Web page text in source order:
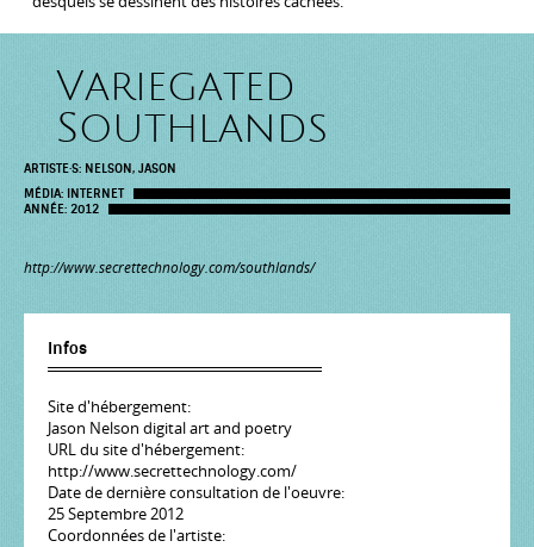
Variegated
Southlands
ARTISTE·S: NELSON, JASON
MÉDIA: INTERNET
ANNÉE: 2012
http://www.secrettechnology.com/southlands/
Infos
Site d'hébergement:
Jason Nelson digital art and poetry
URL du site d'hébergement:
http://www.secrettechnology.com/
Date de dernière consultation de l'oeuvre:
25 Septembre 2012
Coordonnées de l'artiste: